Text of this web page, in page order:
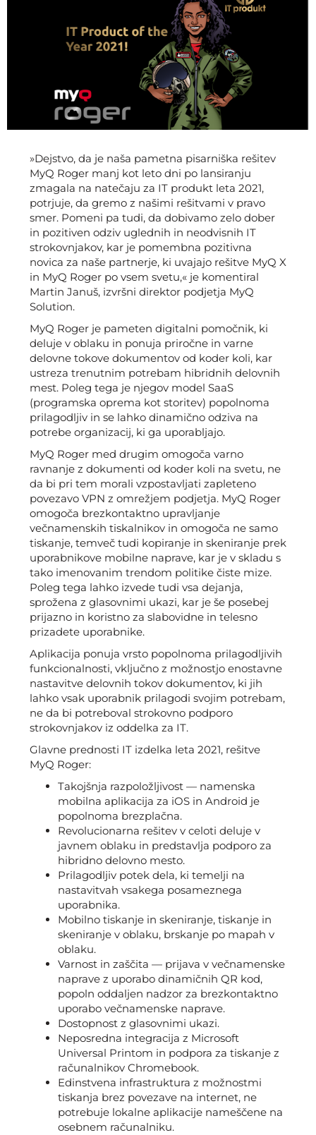
»Dejstvo, da je naša pametna pisarniška rešitev
MyQ Roger manj kot leto dni po lansiranju
zmagala na natečaju za IT produkt leta 2021,
potrjuje, da gremo z našimi rešitvami v pravo
smer. Pomeni pa tudi, da dobivamo zelo dober
in pozitiven odziv uglednih in neodvisnih IT
strokovnjakov, kar je pomembna pozitivna
novica za naše partnerje, ki uvajajo rešitve MyQ X
in MyQ Roger po vsem svetu,« je komentiral
Martin Januš, izvršni direktor podjetja MyQ
Solution.
MyQ Roger je pameten digitalni pomočnik, ki
deluje v oblaku in ponuja priročne in varne
delovne tokove dokumentov od koder koli, kar
ustreza trenutnim potrebam hibridnih delovnih
mest. Poleg tega je njegov model SaaS
(programska oprema kot storitev) popolnoma
prilagodljiv in se lahko dinamično odziva na
potrebe organizacij, ki ga uporabljajo.
MyQ Roger med drugim omogoča varno
ravnanje z dokumenti od koder koli na svetu, ne
da bi pri tem morali vzpostavljati zapleteno
povezavo VPN z omrežjem podjetja. MyQ Roger
omogoča brezkontaktno upravljanje
večnamenskih tiskalnikov in omogoča ne samo
tiskanje, temveč tudi kopiranje in skeniranje prek
uporabnikove mobilne naprave, kar je v skladu s
tako imenovanim trendom politike čiste mize.
Poleg tega lahko izvede tudi vsa dejanja,
sprožena z glasovnimi ukazi, kar je še posebej
prijazno in koristno za slabovidne in telesno
prizadete uporabnike.
Aplikacija ponuja vrsto popolnoma prilagodljivih
funkcionalnosti, vključno z možnostjo enostavne
nastavitve delovnih tokov dokumentov, ki jih
lahko vsak uporabnik prilagodi svojim potrebam,
ne da bi potreboval strokovno podporo
strokovnjakov iz oddelka za IT.
Glavne prednosti IT izdelka leta 2021, rešitve
MyQ Roger:
Takojšnja razpoložljivost — namenska
mobilna aplikacija za iOS in Android je
popolnoma brezplačna.
Revolucionarna rešitev v celoti deluje v
javnem oblaku in predstavlja podporo za
hibridno delovno mesto.
Prilagodljiv potek dela, ki temelji na
nastavitvah vsakega posameznega
uporabnika.
Mobilno tiskanje in skeniranje, tiskanje in
skeniranje v oblaku, brskanje po mapah v
oblaku.
Varnost in zaščita — prijava v večnamenske
naprave z uporabo dinamičnih QR kod,
popoln oddaljen nadzor za brezkontaktno
uporabo večnamenske naprave.
Dostopnost z glasovnimi ukazi.
Neposredna integracija z Microsoft
Universal Printom in podpora za tiskanje z
računalnikov Chromebook.
Edinstvena infrastruktura z možnostmi
tiskanja brez povezave na internet, ne
potrebuje lokalne aplikacije nameščene na
osebnem računalniku.